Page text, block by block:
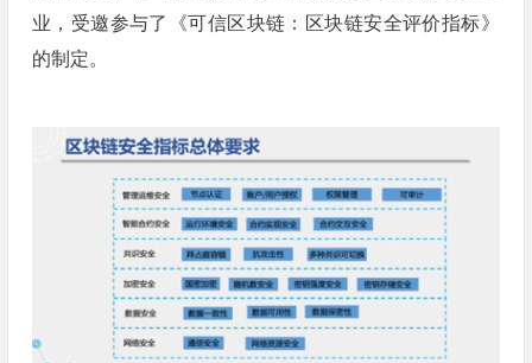
业，受邀参与了《可信区块链：区块链安全评价指标》
的制定。